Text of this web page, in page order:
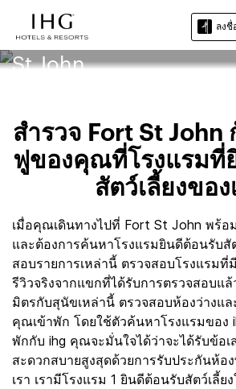
ลงชื่
โรงแรมที่ยินดีต้อนรับสัต
St John
สำรวจ Fort St John
ฟูของคุณที่โรงแรมที่
สัตว์เลี้ยงของ
เมื่อคุณเดินทางไปที่ Fort St John พร้อ
และต้องการค้นหาโรงแรมยินดีต้อนรับสัต
สอบรายการเหล่านี้ ตรวจสอบโรงแรมที่
รีวิวจริงจากแขกที่ได้รับการตรวจสอบแ
มิตรกับสุนัขเหล่านี้ ตรวจสอบห้องว่างแ
คุณเข้าพัก โดยใช้ตัวค้นหาโรงแรมของ
พักกับ ihg คุณจะมั่นใจได้ว่าจะได้รับข้อ
สะดวกสบายสูงสุดด้วยการรับประกันห้อ
เรา เรามีโรงแรม 1 ยินดีต้อนรับสัตว์เลี้ย